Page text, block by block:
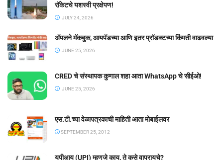
रॉकेटचे यशस्वी प्रक्षेपण!
JULY 24, 2026
ॲपलने मॅकबुक, आयपॅडच्या आणि इतर प्रॉडक्टच्या किंमती वाढवल्या
JUNE 25, 2026
CRED चे संस्थापक कुणाल शहा आता WhatsApp चे सीईओ!
JUNE 25, 2026
एस.टी.च्या वेळापत्रकाची माहिती आता मोबाईलवर
SEPTEMBER 25, 2012
यूपीआय (UPI) म्हणजे काय, ते कसे वापरायचे?